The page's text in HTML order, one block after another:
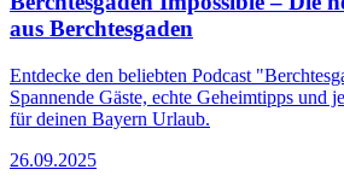
aus Berchtesgaden
Entdecke den beliebten Podcast
Spannende Gäste, echte Geheimtipps und
für deinen Bayern Urlaub.
26.09.2025